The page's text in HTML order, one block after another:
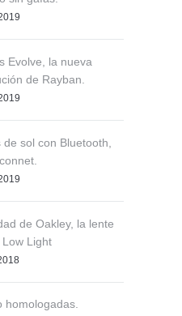
Evolve, la nueva
de Rayban.
de sol con Bluetooth,
de Oakley, la lente
Low Light
homologadas.